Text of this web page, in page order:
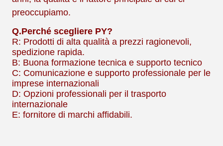
preoccupiamo.
Q.Perché scegliere PY?
R: Prodotti di alta qualità a prezzi ragionevoli,
spedizione rapida.
B: Buona formazione tecnica e supporto tecnico
C: Comunicazione e supporto professionale per le
imprese internazionali
D: Opzioni professionali per il trasporto
internazionale
E: fornitore di marchi affidabili.